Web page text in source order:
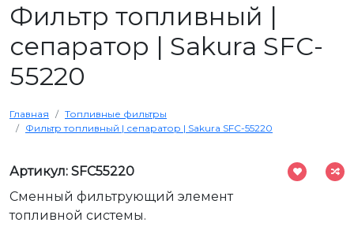
Фильтр топливный |
сепаратор | Sakura SFC-
55220
Главная
Топливные фильтры
Фильтр топливный | сепаратор | Sakura SFC-55220
Артикул: SFC55220
Сменный фильтрующий элемент
топливной системы.